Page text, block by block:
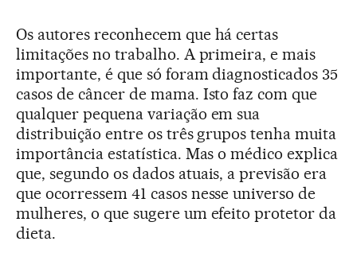
Os autores reconhecem que há certas
limitações no trabalho. A primeira, e mais
importante, é que só foram diagnosticados 35
casos de câncer de mama. Isto faz com que
qualquer pequena variação em sua
distribuição entre os três grupos tenha muita
importância estatística. Mas o médico explica
que, segundo os dados atuais, a previsão era
que ocorressem 41 casos nesse universo de
mulheres, o que sugere um efeito protetor da
dieta.